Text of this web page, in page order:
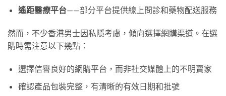
遙距醫療平台——部分平台提供線上問診和藥物配送服務
然而，不少香港男士因私隱考慮，傾向選擇網購渠道。在選
購時需注意以下幾點：
選擇信譽良好的網購平台，而非社交媒體上的不明賣家
確認產品包裝完整，有清晰的有效日期和批號